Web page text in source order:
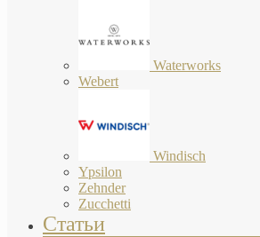
Waterworks
Webert
Windisch
Ypsilon
Zehnder
Zucchetti
Статьи